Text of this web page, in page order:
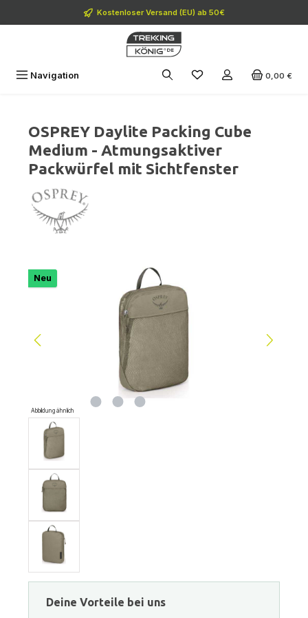
Zum Hauptinhalt springenKostenloser Versand (EU) ab 50€
Navigation 0,00 €
OSPREY Daylite Packing Cube
Medium - Atmungsaktiver
Packwürfel mit Sichtfenster
Bildergalerie überspringen
Neu
Abbildung ähnlich
Deine Vorteile bei uns